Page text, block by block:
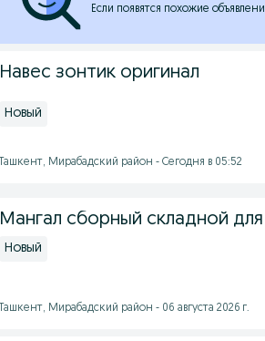
Если появятся похожие
Навес зонтик оригинал
Новый
Ташкент, Мирабадский район - Сегодня в 05:52
Мангал сборный складной
Новый
Ташкент, Мирабадский район - 06 августа 2026 г.